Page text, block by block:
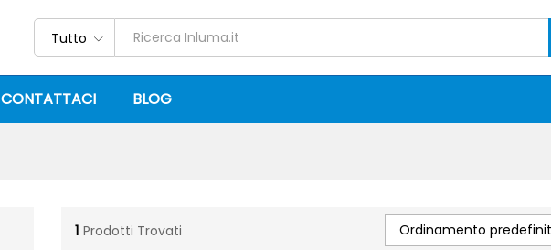
Tutto
CONTATTACI BLOG
1 Prodotti Trovati Ordinamento